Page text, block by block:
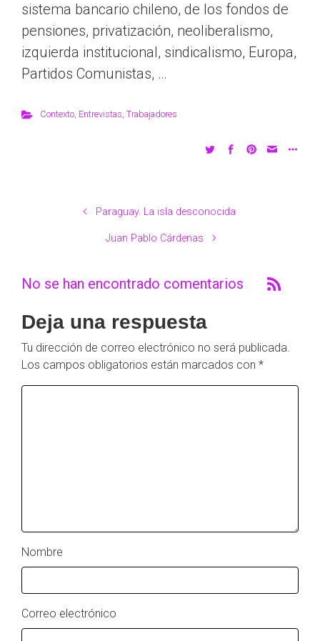
sistema bancario chileno, de los fondos de
pensiones, privatización, neoliberalismo,
izquierda institucional, sindicalismo, Europa,
Partidos Comunistas, …
Contexto, Entrevistas, Trabajadores
Paraguay. La isla desconocida
Juan Pablo Cárdenas
No se han encontrado comentarios
Deja una respuesta
Tu dirección de correo electrónico no será publicada.
Los campos obligatorios están marcados con *
Nombre
Correo electrónico